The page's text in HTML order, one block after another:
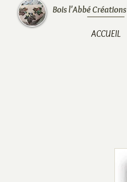
ACCUEIL
Bois l'Abbé Créations